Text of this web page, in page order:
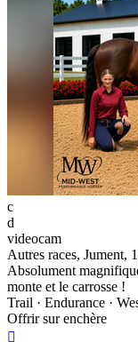
c
d
videocam
Autres races, Jument,
Absolument
monte et le carrosse !
Trail · Endurance ·
Offrir sur enchère
